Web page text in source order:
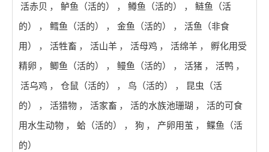
活赤贝 ， 鲈鱼（活的） ， 鳟鱼（活的） ，
鲢鱼（活
的）
， 鳕鱼（活的） ， 金鱼（活的） ，
活鱼（非食
用）
， 活牲畜 ， 活山羊 ， 活母鸡 ， 活绵羊 ，
孵化用受
精卵 ， 鲫鱼（活的） ， 鳗鱼（活的） ， 活猪 ， 活鸭 ，
活乌鸡 ， 仓鼠（活的） ， 鸟（活的） ，
昆虫（活
的）
， 活猎物 ， 活家畜 ， 活的水族池珊瑚 ，
活的可食
用水生动物 ， 蛤（活的） ， 狗 ， 产卵用茧 ，
鲽鱼（活
的）